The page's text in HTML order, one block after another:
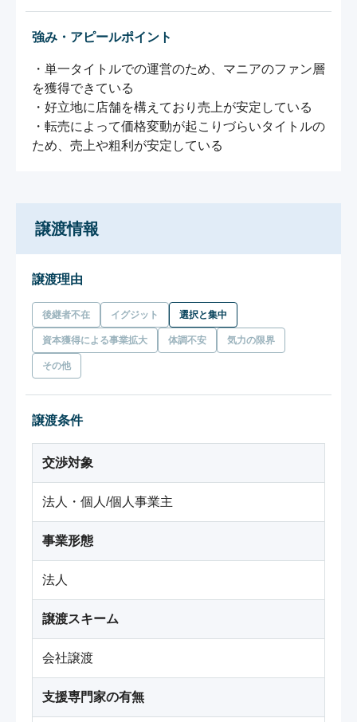
強み・アピールポイント
・単一タイトルでの運営のため、マニアのファン層
を獲得できている
・好立地に店舗を構えており売上が安定している
・転売によって価格変動が起こりづらいタイトルの
ため、売上や粗利が安定している
譲渡情報
譲渡理由
後継者不在 イグジット 選択と集中
資本獲得による事業拡大 体調不安 気力の限界
その他
譲渡条件
交渉対象
法人・個人/個人事業主
事業形態
法人
譲渡スキーム
会社譲渡
支援専門家の有無